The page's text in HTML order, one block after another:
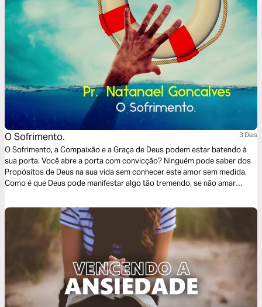
O Sofrimento. 3 Dias
O Sofrimento, a Compaixão e a Graça de Deus podem estar batendo à
sua porta. Você abre a porta com convicção? Ninguém pode saber dos
Propósitos de Deus na sua vida sem conhecer este amor sem medida.
Como é que Deus pode manifestar algo tão tremendo, se não amar
este texto. Vamos lá...